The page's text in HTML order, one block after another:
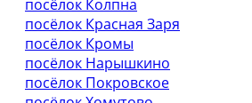
посёлок Колпна
посёлок Красная Заря
посёлок Кромы
посёлок Нарышкино
посёлок Покровское